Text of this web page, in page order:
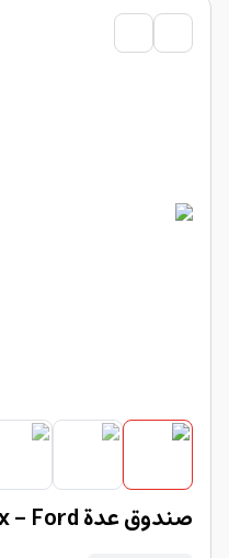
صندوق عدة Plastic Tool Box - Ford